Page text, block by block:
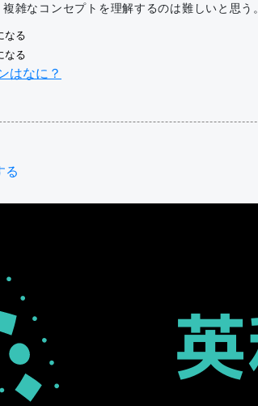
雑なコンセプトを理解するのは難しいと思う。
なる
なる
はなに？
る